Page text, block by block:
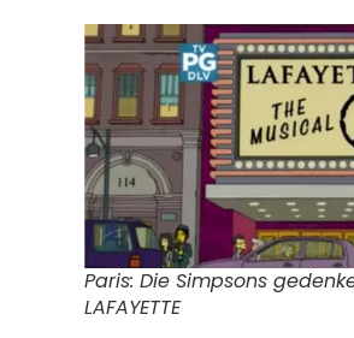
Paris: Die Simpsons
LAFAYETTE